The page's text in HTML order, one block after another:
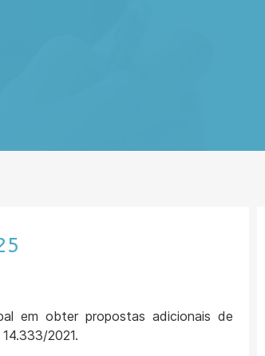
em obter propostas adicionais de
2021.